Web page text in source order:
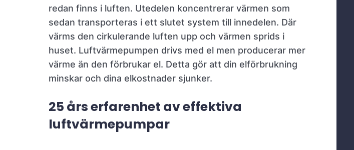
redan finns i luften. Utedelen koncentrerar värmen som
sedan transporteras i ett slutet system till innedelen. Där
värms den cirkulerande luften upp och värmen sprids i
huset. Luftvärmepumpen drivs med el men producerar mer
värme än den förbrukar el. Detta gör att din elförbrukning
minskar och dina elkostnader sjunker.
25 års erfarenhet av effektiva
luftvärmepumpar